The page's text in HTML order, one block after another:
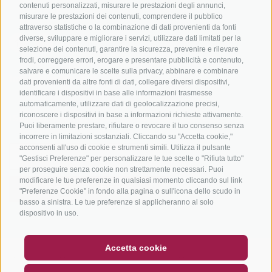
contenuti personalizzati, misurare le prestazioni degli annunci,
misurare le prestazioni dei contenuti, comprendere il pubblico
attraverso statistiche o la combinazione di dati provenienti da fonti
diverse, sviluppare e migliorare i servizi, utilizzare dati limitati per la
selezione dei contenuti, garantire la sicurezza, prevenire e rilevare
frodi, correggere errori, erogare e presentare pubblicità e contenuto,
salvare e comunicare le scelte sulla privacy, abbinare e combinare
dati provenienti da altre fonti di dati, collegare diversi dispositivi,
identificare i dispositivi in base alle informazioni trasmesse
automaticamente, utilizzare dati di geolocalizzazione precisi,
riconoscere i dispositivi in base a informazioni richieste attivamente.
Puoi liberamente prestare, rifiutare o revocare il tuo consenso senza
incorrere in limitazioni sostanziali. Cliccando su "Accetta cookie,"
acconsenti all'uso di cookie e strumenti simili. Utilizza il pulsante
"Gestisci Preferenze" per personalizzare le tue scelte o "Rifiuta tutto"
per proseguire senza cookie non strettamente necessari. Puoi
modificare le tue preferenze in qualsiasi momento cliccando sul link
"Preferenze Cookie" in fondo alla pagina o sull'icona dello scudo in
basso a sinistra. Le tue preferenze si applicheranno al solo
dispositivo in uso.
Accetta cookie
NEWSLETTER
SOCIAL WALL METEO
info@bikehotels.it
ISCRIVITI ALLA NOSTRA NEWSLETTER
ISCRIVITI ADESSO
CREDITS